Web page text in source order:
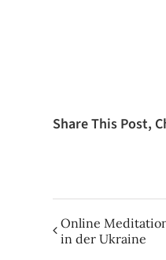
Share This Post,
Online
in der Ukraine